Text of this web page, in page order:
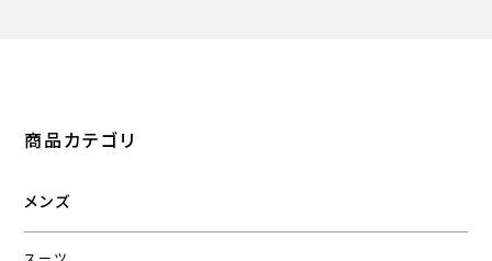
商品カテゴリ
メンズ